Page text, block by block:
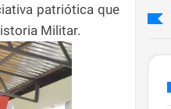
patriótica que
Militar.